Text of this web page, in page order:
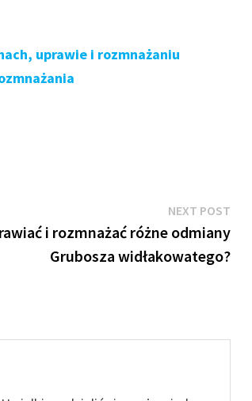
uprawie i rozmnażaniu
NEXT POST
post:
i rozmnażać różne odmiany
Grubosza widłakowatego?